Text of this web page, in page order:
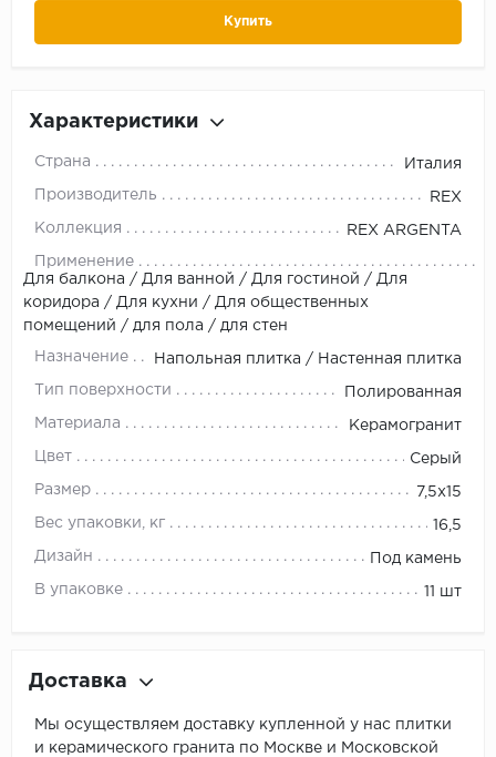
Купить
Характеристики
Страна Италия
Производитель REX
Коллекция REX ARGENTA
Применение
Для балкона / Для ванной / Для гостиной / Для
коридора / Для кухни / Для общественных
помещений / для пола / для стен
Назначение Напольная плитка / Настенная плитка
Тип поверхности Полированная
Материала Керамогранит
Цвет Серый
Размер 7,5x15
Вес упаковки, кг 16,5
Дизайн Под камень
В упаковке 11 шт
Доставка
Мы осуществляем доставку купленной у нас плитки
и керамического гранита по Москве и Московской